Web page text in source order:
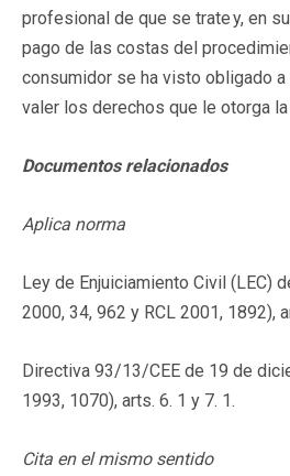
profesional de que se trate y, en
pago de las costas del
consumidor se ha visto obligado a
valer los derechos que le otorga
Documentos relacionados
Aplica norma
Ley de Enjuiciamiento Civil (LEC)
2000, 34, 962 y RCL 2001, 1892),
Directiva 93/13/CEE de 19 de
1993, 1070), arts. 6. 1 y 7. 1.
Cita en el mismo sentido